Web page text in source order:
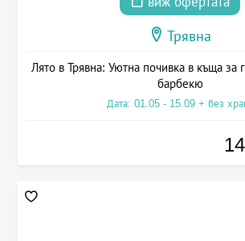
Трявна
Лято в Трявна: Уютна почивка в къща за
барбекю
Дата: 01.05 - 15.09 + без